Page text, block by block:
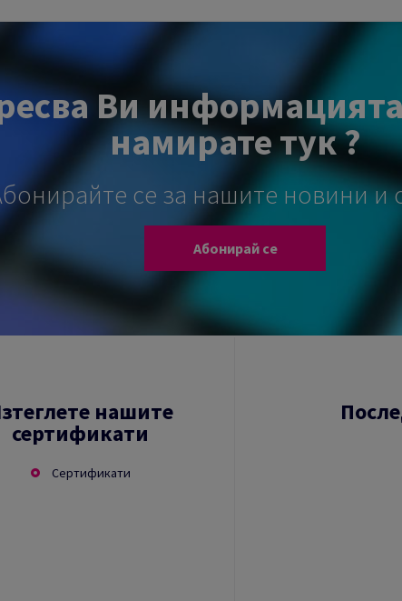
Ви
намирате тук ?
се за нашите новини и
Абонирай се
нашите
сертификати
Сертификати